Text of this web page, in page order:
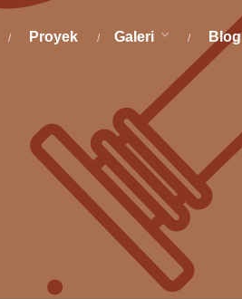
Proyek Galeri Blog